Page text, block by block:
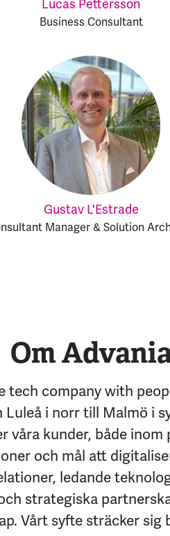
Lucas Pettersson
Business Consultant
Gustav L'Estrade
Manager & Solution
Om
tech company with
Luleå i norr till Malmö i
våra kunder, både
och mål att
ledande
strategiska
Vårt syfte sträcker